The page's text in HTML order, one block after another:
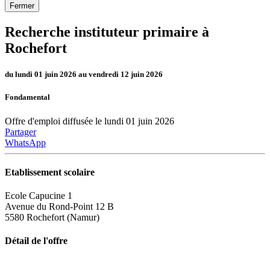
Fermer
Recherche instituteur primaire à
Rochefort
du lundi 01 juin 2026 au vendredi 12 juin 2026
Fondamental
Offre d'emploi diffusée le lundi 01 juin 2026
Partager
WhatsApp
Etablissement scolaire
Ecole Capucine 1
Avenue du Rond-Point 12 B
5580 Rochefort (Namur)
Détail de l'offre